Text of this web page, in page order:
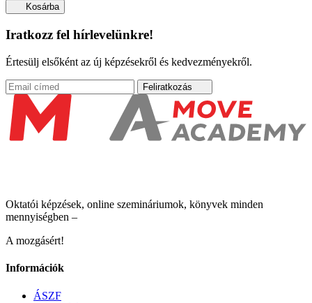
Kosárba
Iratkozz fel hírlevelünkre!
Értesülj elsőként az új képzésekről és kedvezményekről.
Feliratkozás
Oktatói képzések, online szemináriumok, könyvek minden
mennyiségben –
A mozgásért!
Információk
ÁSZF